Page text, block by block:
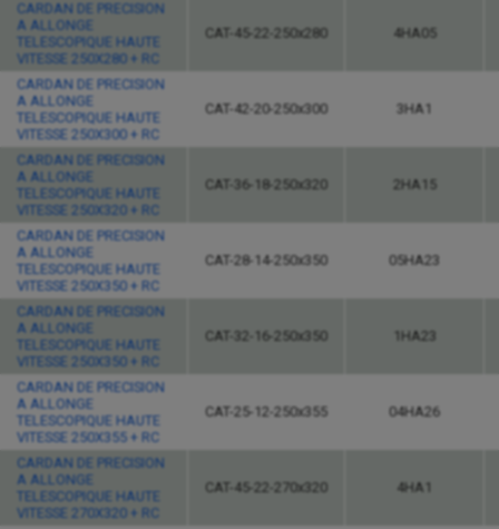
CARDAN DE PRECISION
A ALLONGE
TELESCOPIQUE HAUTE
VITESSE 250X280 + RC
CAT-45-22-250x280 4HA05
CARDAN DE PRECISION
A ALLONGE
TELESCOPIQUE HAUTE
VITESSE 250X300 + RC
CAT-42-20-250x300 3HA1
CARDAN DE PRECISION
A ALLONGE
TELESCOPIQUE HAUTE
VITESSE 250X320 + RC
CAT-36-18-250x320 2HA15
CARDAN DE PRECISION
A ALLONGE
TELESCOPIQUE HAUTE
VITESSE 250X350 + RC
CAT-28-14-250x350 05HA23
CARDAN DE PRECISION
A ALLONGE
TELESCOPIQUE HAUTE
VITESSE 250X350 + RC
CAT-32-16-250x350 1HA23
CARDAN DE PRECISION
A ALLONGE
TELESCOPIQUE HAUTE
VITESSE 250X355 + RC
CAT-25-12-250x355 04HA26
CARDAN DE PRECISION
A ALLONGE
TELESCOPIQUE HAUTE
VITESSE 270X320 + RC
CAT-45-22-270x320 4HA1